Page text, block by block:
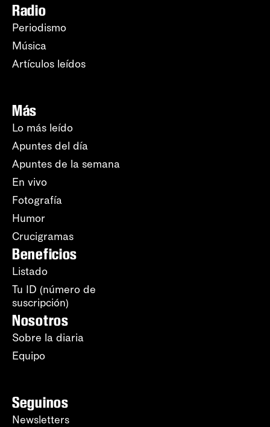
Radio
Periodismo
Música
Artículos leídos
Más
Lo más leído
Apuntes del día
Apuntes de la semana
En vivo
Fotografía
Humor
Crucigramas
Beneficios
Listado
Tu ID (número de
suscripción)
Nosotros
Sobre la diaria
Equipo
Seguinos
Newsletters